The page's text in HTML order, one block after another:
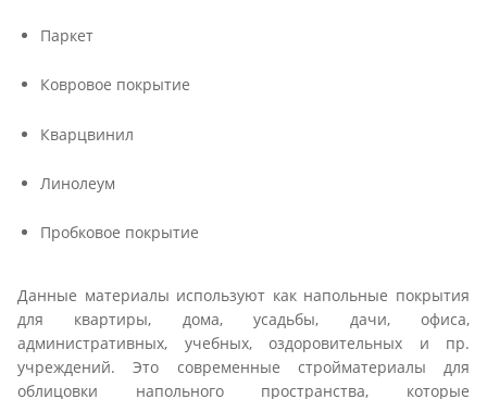
Паркет
Ковровое покрытие
Кварцвинил
Линолеум
Пробковое покрытие
Данные материалы используют как напольные покрытия
для квартиры, дома, усадьбы, дачи, офиса,
административных, учебных, оздоровительных и пр.
учреждений. Это современные стройматериалы для
облицовки напольного пространства, которые